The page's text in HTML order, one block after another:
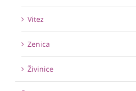
Vitez
Zenica
Živinice